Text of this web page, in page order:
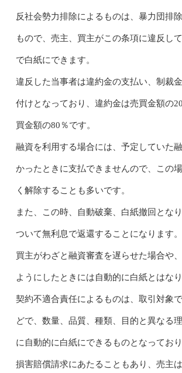
反社会勢力排除によるものは、暴力団排
もので、売主、買主がこの条項に違反し
で白紙にできます。
違反した当事者は違約金の支払い、制裁
付けとなっており、違約金は売買金額の
買金額の80％です。
融資を利用する場合には、予定していた
かったときに支払できませんので、この
く解除することも多いです。
また、この時、自動破棄、白紙撤回とな
ついて無利息で返還することになります。
買主がわざと融資審査を遅らせた場合や
ようにしたときには自動的に白紙とはなり
契約不適合責任によるものは、取引対象
どで、数量、品質、種類、目的と異なる
に自動的に白紙にできるものとなっており
損害賠償請求にあたることもあり、売主